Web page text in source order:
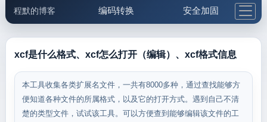
程默的博客 编码转换 安全加固
邮件工具 生活便民 更多工具
5.1支付宝大红包
xcf是什么格式、xcf怎么打开（编辑）、xcf格式信息
本工具收集各类扩展名文件，一共有8000多种，通过查找能够方
便知道各种文件的所属格式，以及它的打开方式。遇到自己不清
楚的类型文件，试试该工具。可以方便查到能够编辑该文件的工